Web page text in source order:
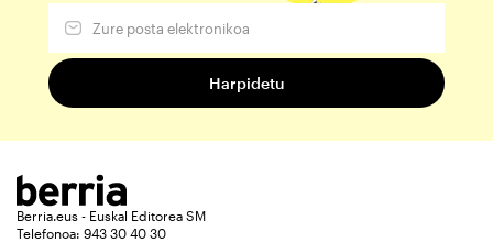
Berria.eus - Euskal Editorea SM
Telefonoa: 943 30 40 30